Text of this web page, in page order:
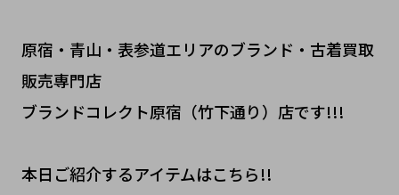
原宿・青山・表参道エリアのブランド・古着買取
販売専門店
ブランドコレクト原宿（竹下通り）店です!!!
本日ご紹介するアイテムはこちら!!